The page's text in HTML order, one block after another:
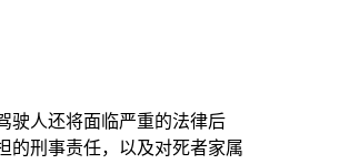
驶人还将面临严重的法律后
的刑事责任，以及对死者家属